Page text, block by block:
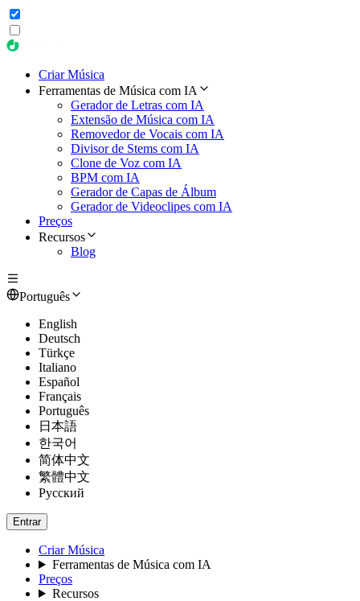
Criar Música
Ferramentas de Música com IA
Gerador de Letras com IA
Extensão de Música com IA
Removedor de Vocais com IA
Divisor de Stems com IA
Clone de Voz com IA
BPM com IA
Gerador de Capas de Álbum
Gerador de Videoclipes com IA
Preços
Recursos
Blog
Português
English
Deutsch
Türkçe
Italiano
Español
Français
Português
日本語
한국어
简体中文
繁體中文
Русский
Entrar
Criar Música
Ferramentas de Música com IA
Preços
Recursos